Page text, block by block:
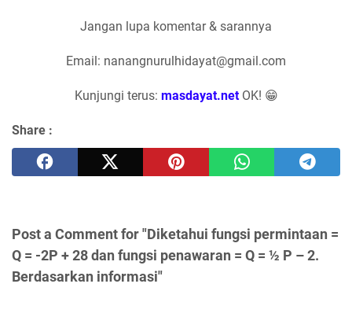
Jangan lupa komentar & sarannya
Email: nanangnurulhidayat@gmail.com
Kunjungi terus: masdayat.netOK! 😁
Share :
Post a Comment for "Diketahui fungsi permintaan =
Q = -2P + 28 dan fungsi penawaran = Q = ½ P – 2.
Berdasarkan informasi"